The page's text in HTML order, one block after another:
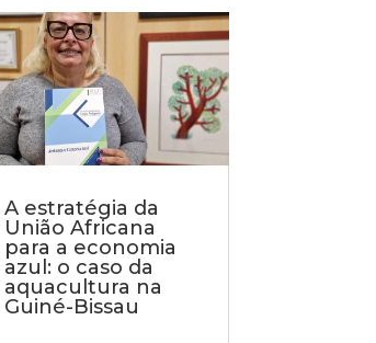
A estratégia da
União Africana
para a economia
azul: o caso da
aquacultura na
Guiné-Bissau